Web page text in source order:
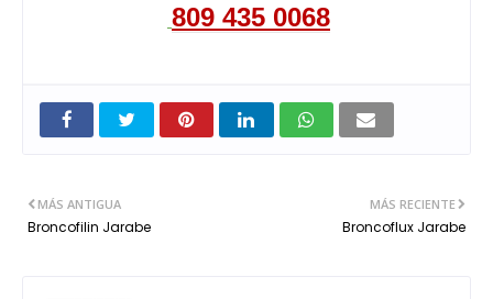
809 435 0068
MÁS RECIENTE
Broncoflux Jarabe
MÁS ANTIGUA
Broncofilin Jarabe